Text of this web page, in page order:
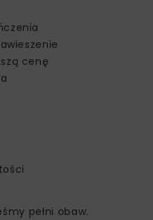
cenę
pełni obaw.